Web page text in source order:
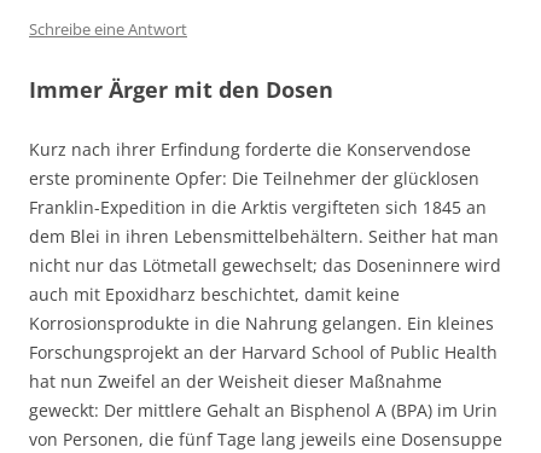
Schreibe eine Antwort
Immer Ärger mit den Dosen
Kurz nach ihrer Erfindung forderte die Konservendose
erste prominente Opfer: Die Teilnehmer der glücklosen
Franklin-Expedition in die Arktis vergifteten sich 1845 an
dem Blei in ihren Lebensmittelbehältern. Seither hat man
nicht nur das Lötmetall gewechselt; das Doseninnere wird
auch mit Epoxidharz beschichtet, damit keine
Korrosionsprodukte in die Nahrung gelangen. Ein kleines
Forschungsprojekt an der Harvard School of Public Health
hat nun Zweifel an der Weisheit dieser Maßnahme
geweckt: Der mittlere Gehalt an Bisphenol A (BPA) im Urin
von Personen, die fünf Tage lang jeweils eine Dosensuppe